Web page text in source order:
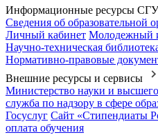
Информационные ресурсы
Сведения об образовательной
Личный кабинет Молодежный
Научно-техническая
Нормативно-правовые
Внешние ресурсы и сервисы
Министерство науки и
служба по надзору в сфере
Госуслуг Сайт «Стипендиаты
оплата обучения